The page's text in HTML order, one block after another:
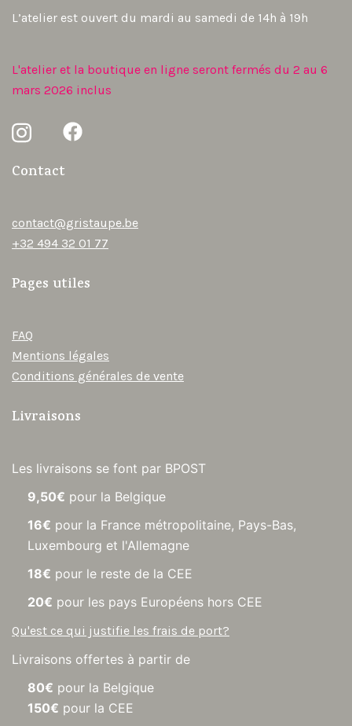
L’atelier est ouvert du mardi au samedi de 14h à 19h
L'atelier et la boutique en ligne seront fermés du 2 au 6
mars 2026 inclus
Contact
contact@gristaupe.be
+32 494 32 01 77
Pages utiles
FAQ
Mentions légales
Conditions générales de vente
Livraisons
Les livraisons se font par BPOST
9,50€ pour la Belgique
16€ pour la France métropolitaine, Pays-Bas,
Luxembourg et l'Allemagne
18€ pour le reste de la CEE
20€ pour les pays Européens hors CEE
Qu'est ce qui justifie les frais de port?
Livraisons offertes à partir de
80€ pour la Belgique
150€ pour la CEE